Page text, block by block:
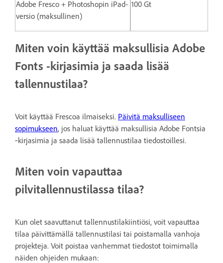
Adobe Fresco + Photoshopin iPad-
versio (maksullinen)
100 Gt
Miten voin käyttää maksullisia Adobe
Fonts -kirjasimia ja saada lisää
tallennustilaa?
Voit käyttää Frescoa ilmaiseksi. Päivitä maksulliseen
sopimukseen, jos haluat käyttää maksullisia Adobe Fontsia
‑kirjasimia ja saada lisää tallennustilaa tiedostoillesi.
Miten voin vapauttaa
pilvitallennustilassa tilaa?
Kun olet saavuttanut tallennustilakiintiösi, voit vapauttaa
tilaa päivittämällä tallennustilasi tai poistamalla vanhoja
projekteja. Voit poistaa vanhemmat tiedostot toimimalla
näiden ohjeiden mukaan: